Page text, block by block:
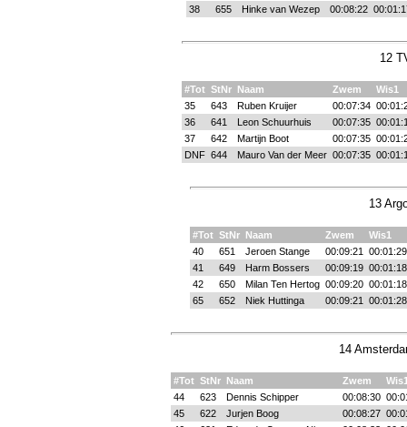
38
655 Hinke van Wezep 00:08:22
12
#Tot StNr Naam Zwem
Wis1
35
643 Ruben Kruijer 00:07:34
36
641 Leon Schuurhuis 00:07:35
37
642 Martijn Boot 00:07:35
DNF 644 Mauro Van der Meer 00:07:35
13
#Tot StNr Naam Zwem
Wis1
40
651 Jeroen Stange 00:09:21
00:01:29
41
649 Harm Bossers 00:09:19 00:01:18
42
650 Milan Ten Hertog 00:09:20 00:01:18
65
652 Niek Huttinga 00:09:21 00:01:28
14
#Tot StNr Naam Zwem
44
623 Dennis Schipper 00:08:30
45
622 Jurjen Boog 00:08:27